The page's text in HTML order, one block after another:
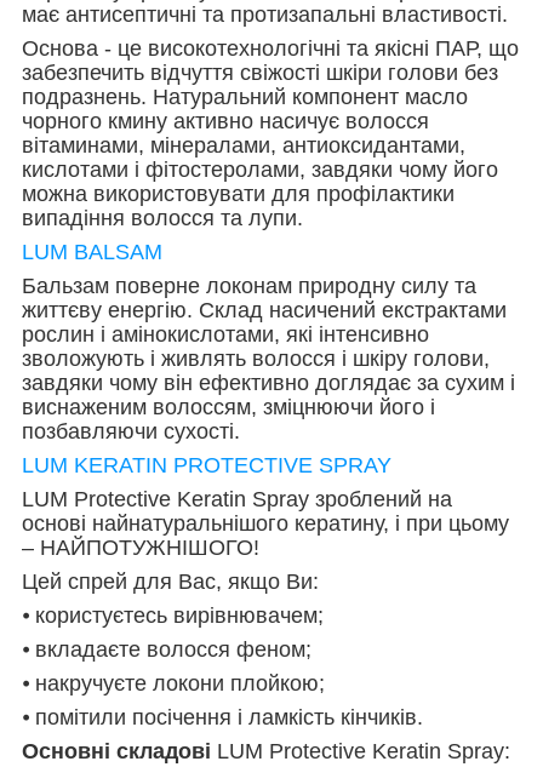
має антисептичні та протизапальні властивості.
Основа - це високотехнологічні та якісні ПАР, що
забезпечить відчуття свіжості шкіри голови без
подразнень. Натуральний компонент масло
чорного кмину активно насичує волосся
вітаминами, мінералами, антиоксидантами,
кислотами і фітостеролами, завдяки чому його
можна використовувати для профілактики
випадіння волосся та лупи.
LUM BALSAM
Бальзам поверне локонам природну силу та
життєву енергію. Склад насичений екстрактами
рослин і амінокислотами, які інтенсивно
зволожують і живлять волосся і шкіру голови,
завдяки чому він ефективно доглядає за сухим і
виснаженим волоссям, зміцнюючи його і
позбавляючи сухості.
LUM KERATIN PROTECTIVE SPRAY
LUM Protective Keratin Spray зроблений на
основі найнатуральнішого кератину, і при цьому
– НАЙПОТУЖНІШОГО!
Цей спрей для Вас, якщо Ви:
⦁ користуєтесь вирівнювачем;
⦁ вкладаєте волосся феном;
⦁ накручуєте локони плойкою;
⦁ помітили посічення і ламкість кінчиків.
Основні складові LUM Protective Keratin Spray: